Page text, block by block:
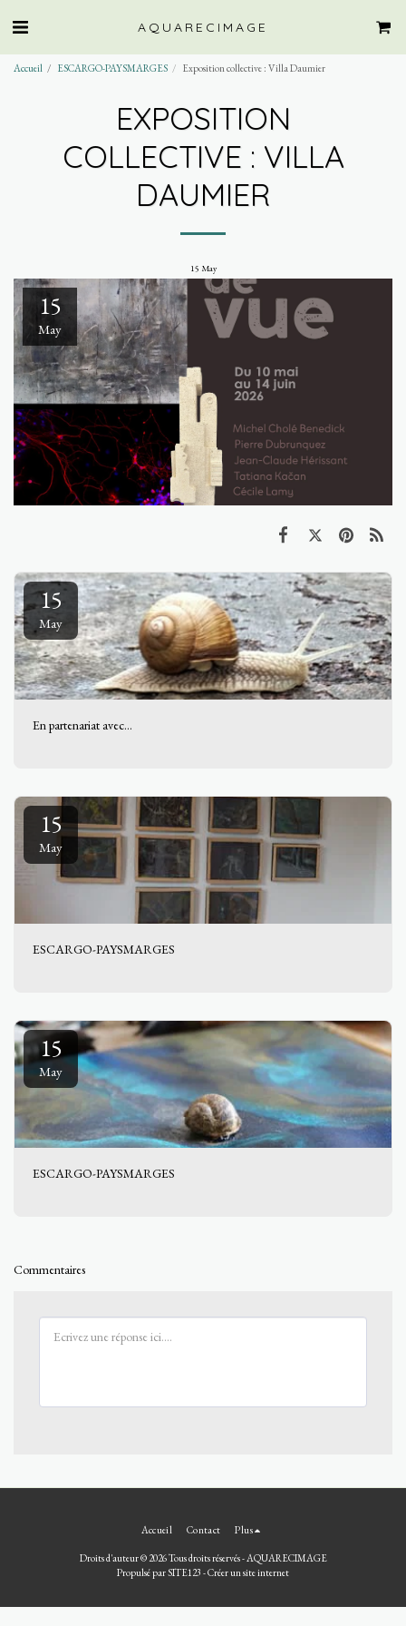
AQUARECIMAGE
Accueil ESCARGO-PAYSMARGES Exposition collective : Villa Daumier
EXPOSITION
COLLECTIVE : VILLA
DAUMIER
15 May
15
May
15
May
En partenariat avec...
15
May
ESCARGO-PAYSMARGES
15
May
ESCARGO-PAYSMARGES
Commentaires
Accueil Contact Plus
Droits d'auteur © 2026 Tous droits réservés -AQUARECIMAGE
Propulsé parSITE123 -Créer un site internet